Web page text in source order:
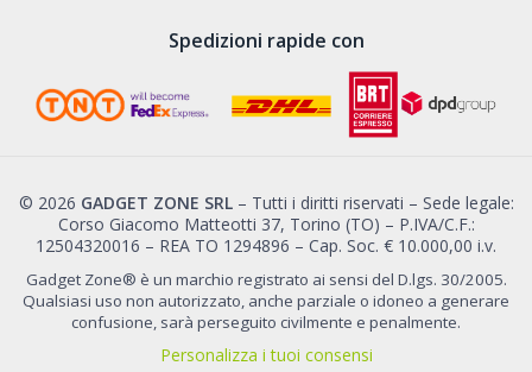
Spedizioni rapide con
© 2026 GADGET ZONE SRL– Tutti i diritti riservati – Sede legale:
Corso Giacomo Matteotti 37, Torino (TO) – P.IVA/C.F.:
12504320016 – REA TO 1294896 – Cap. Soc. € 10.000,00 i.v.
Gadget Zone® è un marchio registrato ai sensi del D.lgs. 30/2005.
Qualsiasi uso non autorizzato, anche parziale o idoneo a generare
confusione, sarà perseguito civilmente e penalmente.
Personalizza i tuoi consensi